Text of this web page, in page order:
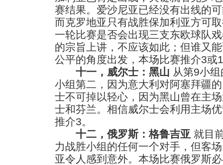
赛结果。爱沙尼亚已经没有出线的
而克罗地亚只有战胜保加利亚方可
一轮比赛是否会出现三支东欧球队
的宗旨上讲，不应该如此；但谁又
公平的角度出发，本场比赛推介3或
十一，威尔士：黑山 从第9小
小组第二，因为意大利对阿塞拜疆
士不可掉以轻心，因为黑山曾在主
士和芬兰。相信威尔士会利用主场
推介3。
十二，俄罗斯：格鲁吉亚 就目
力战胜小组的任何一个对手，但客
亚令人感到意外。本场比赛俄罗斯